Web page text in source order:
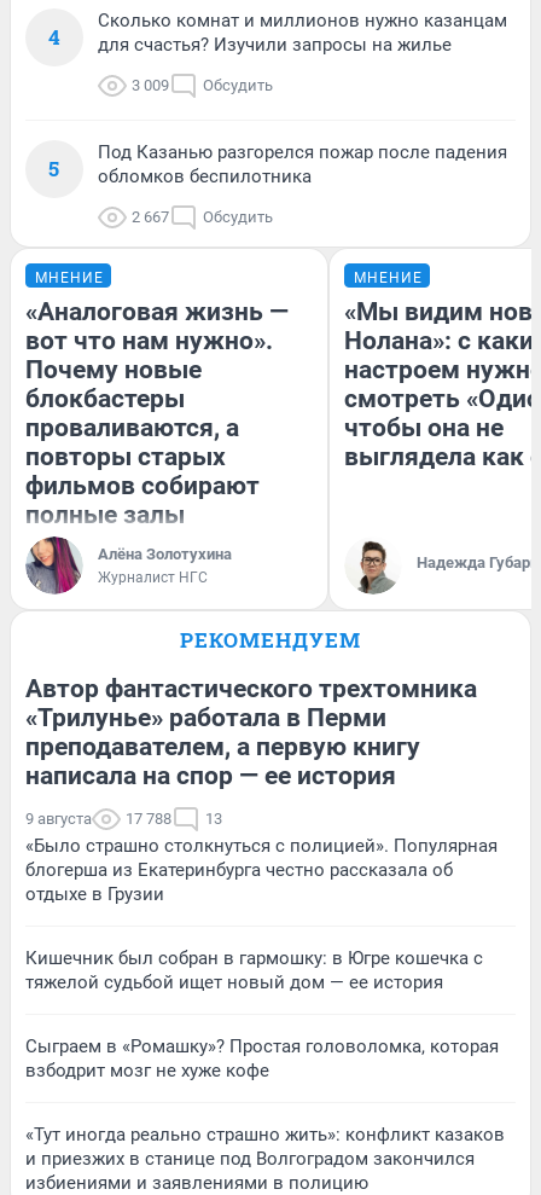
4
Сколько комнат и миллионов нужно казанцам
для счастья? Изучили запросы на жилье
3 009 Обсудить
5
Под Казанью разгорелся пожар после падения
обломков беспилотника
2 667 Обсудить
МНЕНИЕ
«Аналоговая жизнь —
вот что нам нужно».
Почему новые
блокбастеры
проваливаются, а
повторы старых
фильмов собирают
полные залы
Алёна Золотухина
Журналист НГС
МНЕНИЕ
«Мы видим
Нолана»: с
настроем
смотреть
чтобы она не
выглядела как
Надежда Губарь
РЕКОМЕНДУЕМ
Автор фантастического трехтомника
«Трилунье» работала в Перми
преподавателем, а первую книгу
написала на спор — ее история
9 августа 17 788 13
«Было страшно столкнуться с полицией». Популярная
блогерша из Екатеринбурга честно рассказала об
отдыхе в Грузии
Кишечник был собран в гармошку: в Югре кошечка с
тяжелой судьбой ищет новый дом — ее история
Сыграем в «Ромашку»? Простая головоломка, которая
взбодрит мозг не хуже кофе
«Тут иногда реально страшно жить»: конфликт казаков
и приезжих в станице под Волгоградом закончился
избиениями и заявлениями в полицию